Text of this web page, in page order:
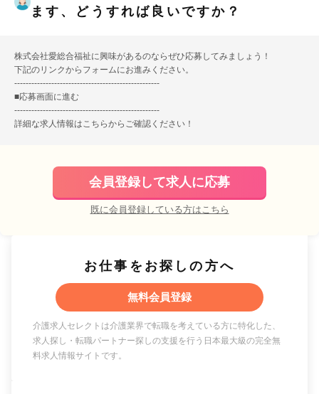
ます、どうすれば良いですか？
株式会社愛総合福祉に興味があるのならぜひ応募してみましょう！
下記のリンクからフォームにお進みください。
---------------------------------------------------
■応募画面に進む
---------------------------------------------------
詳細な求人情報はこちらからご確認ください！
会員登録して求人に応募
既に会員登録している方はこちら
お仕事をお探しの方へ
無料会員登録
介護求人セレクトは介護業界で転職を考えている方に特化した、
求人探し・転職パートナー探しの支援を行う日本最大級の完全無
料求人情報サイトです。